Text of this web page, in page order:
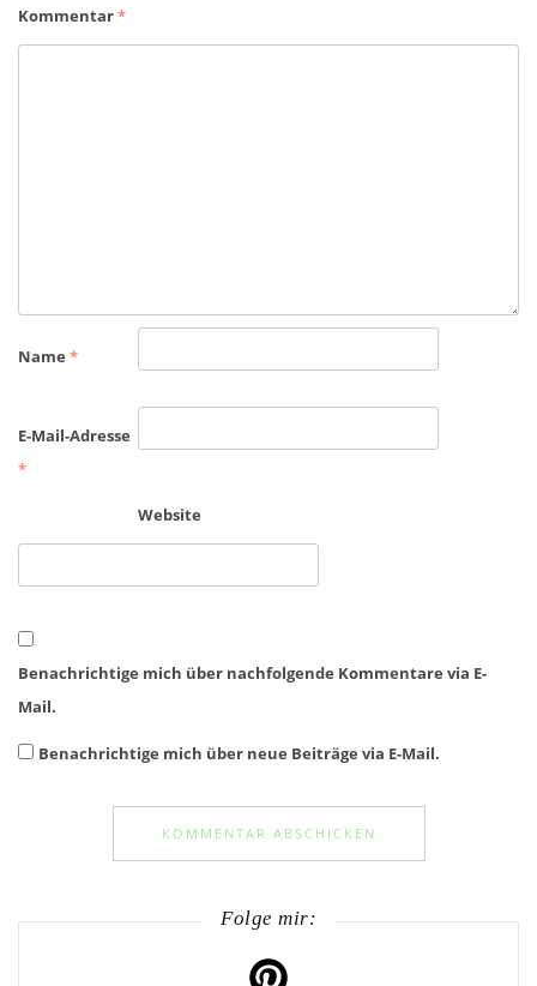
Kommentar*
Name *
E-Mail-Adresse
*
Website
Benachrichtige mich über nachfolgende Kommentare via E-
Mail.
Benachrichtige mich über neue Beiträge via E-Mail.
Folge mir: